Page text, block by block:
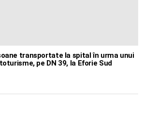
transportate la spital în urma unui
pe DN 39, la Eforie Sud